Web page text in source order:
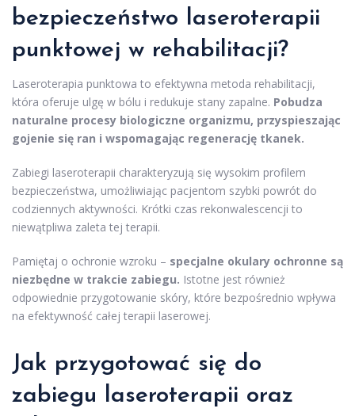
bezpieczeństwo laseroterapii
punktowej w rehabilitacji?
Laseroterapia punktowa to efektywna metoda rehabilitacji,
która oferuje ulgę w bólu i redukuje stany zapalne. Pobudza
naturalne procesy biologiczne organizmu, przyspieszając
gojenie się ran i wspomagając regenerację tkanek.
Zabiegi laseroterapii charakteryzują się wysokim profilem
bezpieczeństwa, umożliwiając pacjentom szybki powrót do
codziennych aktywności. Krótki czas rekonwalescencji to
niewątpliwa zaleta tej terapii.
Pamiętaj o ochronie wzroku – specjalne okulary ochronne są
niezbędne w trakcie zabiegu. Istotne jest również
odpowiednie przygotowanie skóry, które bezpośrednio wpływa
na efektywność całej terapii laserowej.
Jak przygotować się do
zabiegu laseroterapii oraz